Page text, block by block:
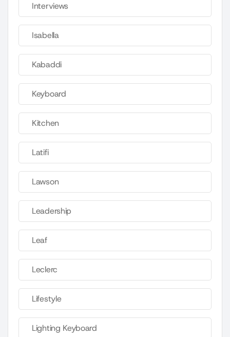
Interviews
Isabella
Kabaddi
Keyboard
Kitchen
Latifi
Lawson
Leadership
Leaf
Leclerc
Lifestyle
Lighting Keyboard